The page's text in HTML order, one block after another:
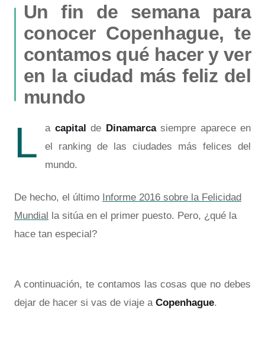
Un fin de semana para
conocer Copenhague, te
contamos qué hacer y ver
en la ciudad más feliz del
mundo
L a capital de Dinamarcasiempre aparece en
el ranking de las ciudades más felices del
mundo.
De hecho, el último Informe 2016 sobre la Felicidad
Mundial la sitúa en el primer puesto. Pero, ¿qué la
hace tan especial?
A continuación, te contamos las cosas que no debes
dejar de hacer si vas de viaje a Copenhague.